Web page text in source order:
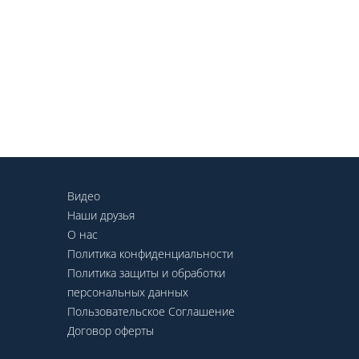
Видео
Наши друзья
О нас
Политика конфиденциальности
Политика защиты и обработки
персональных данных
Пользовательское Соглашение
Договор оферты